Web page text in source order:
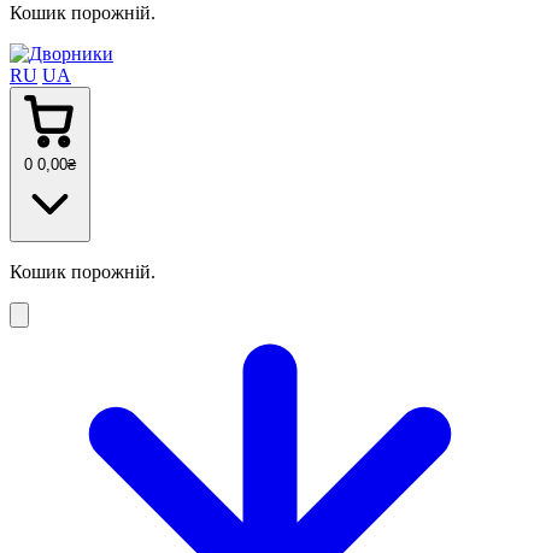
Кошик порожній.
RU UA
0 0 ,00₴
Кошик порожній.